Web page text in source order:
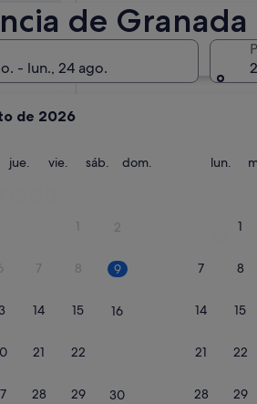
de Granada
- lun., 24 ago.
de 2026
miércoles
jue. jueves
vie. viernes
sáb. sábado
dom.
1 2
7 8 9
14 15 16
21 22
28 29 30
lun.
1
7 8
14 15
21 22
28 29
Motril